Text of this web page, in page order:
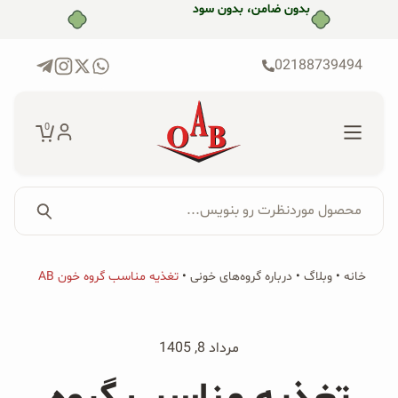
02188739494
0
برای:
جستجو...
پکیج‌ها
محصولات ارگانیک
محصول موردنظرت رو بنویس...
خانه • وبلاگ • درباره گروه‌های خونی • تغذیه مناسب گروه خون AB
مرداد 8, 1405